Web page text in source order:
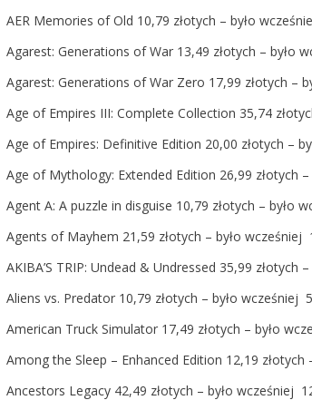
AER Memories of Old 10,79 złotych – było
Agarest: Generations of War 13,49 złotych – było
Agarest: Generations of War Zero 17,99 złotych –
Age of Empires III: Complete Collection 35,74
Age of Empires: Definitive Edition 20,00 złotych –
Age of Mythology: Extended Edition 26,99 złotych
Agent A: A puzzle in disguise 10,79 złotych – było
Agents of Mayhem 21,59 złotych – było wcześniej
AKIBA’S TRIP: Undead & Undressed 35,99 złotych
Aliens vs. Predator 10,79 złotych – było wcześniej
American Truck Simulator 17,49 złotych – było
Among the Sleep – Enhanced Edition 12,19
Ancestors Legacy 42,49 złotych – było wcześniej